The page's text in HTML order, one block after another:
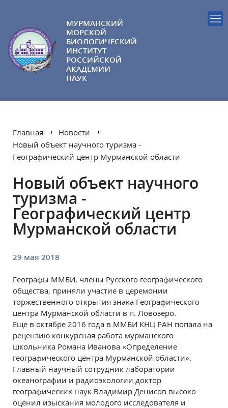
МУРМАНСКИЙ
МОРСКОЙ
БИОЛОГИЧЕСКИЙ
ИНСТИТУТ
РОССИЙСКОЙ
АКАДЕМИИ
НАУК
Главная
Новости
Новый объект научного туризма -
Географический центр Мурманской области
Новый объект научного
туризма -
Географический центр
Мурманской области
29 мая 2018
Географы ММБИ, члены Русского географического
общества, приняли участие в церемонии
торжественного открытия знака Географического
центра Мурманской области в п. Ловозеро.
Еще в октябре 2016 года в ММБИ КНЦ РАН попала на
рецензию конкурсная работа мурманского
школьника Романа Иванова «Определение
географического центра Мурманской области».
Главный научный сотрудник лаборатории
океанографии и радиоэкологии доктор
географических наук Владимир Денисов высоко
оценил изыскания молодого исследователя и